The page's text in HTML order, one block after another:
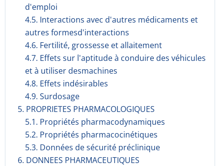
d'emploi
4.5. Interactions avec d'autres médicaments et
autres formesd'interactions
4.6. Fertilité, grossesse et allaitement
4.7. Effets sur l'aptitude à conduire des véhicules
et à utiliser desmachines
4.8. Effets indésirables
4.9. Surdosage
5. PROPRIETES PHARMACOLOGIQUES
5.1. Propriétés pharmacodynami­ques
5.2. Propriétés pharmacocinéti­ques
5.3. Données de sécurité préclinique
6. DONNEES PHARMACEUTIQUES